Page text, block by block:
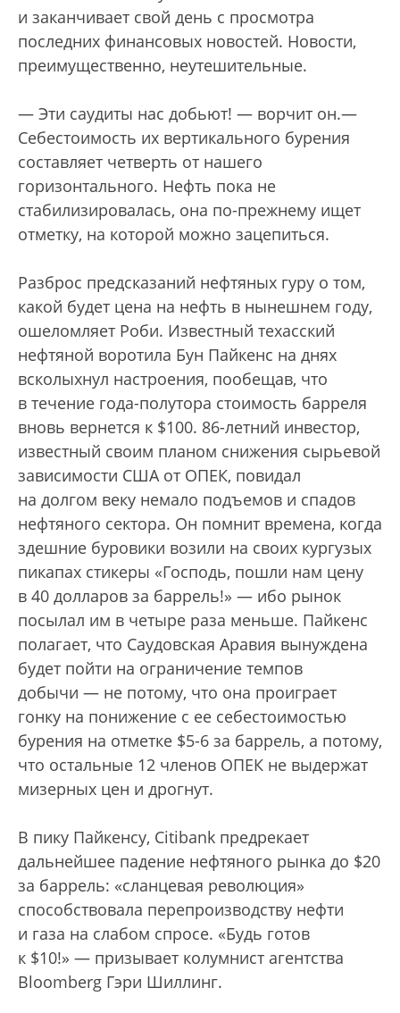
и заканчивает свой день с просмотра
последних финансовых новостей. Новости,
преимущественно, неутешительные.
— Эти саудиты нас добьют! — ворчит он.—
Себестоимость их вертикального бурения
составляет четверть от нашего
горизонтального. Нефть пока не
стабилизировалась, она по-прежнему ищет
отметку, на которой можно зацепиться.
Разброс предсказаний нефтяных гуру о том,
какой будет цена на нефть в нынешнем году,
ошеломляет Роби. Известный техасский
нефтяной воротила Бун Пайкенс на днях
всколыхнул настроения, пообещав, что
в течение года-полутора стоимость барреля
вновь вернется к $100. 86-летний инвестор,
известный своим планом снижения сырьевой
зависимости США от ОПЕК, повидал
на долгом веку немало подъемов и спадов
нефтяного сектора. Он помнит времена, когда
здешние буровики возили на своих кургузых
пикапах стикеры «Господь, пошли нам цену
в 40 долларов за баррель!» — ибо рынок
посылал им в четыре раза меньше. Пайкенс
полагает, что Саудовская Аравия вынуждена
будет пойти на ограничение темпов
добычи — не потому, что она проиграет
гонку на понижение с ее себестоимостью
бурения на отметке $5-6 за баррель, а потому,
что остальные 12 членов ОПЕК не выдержат
мизерных цен и дрогнут.
В пику Пайкенсу, Citibank предрекает
дальнейшее падение нефтяного рынка до $20
за баррель: «сланцевая революция»
способствовала перепроизводству нефти
и газа на слабом спросе. «Будь готов
к $10!» — призывает колумнист агентства
Bloomberg Гэри Шиллинг.